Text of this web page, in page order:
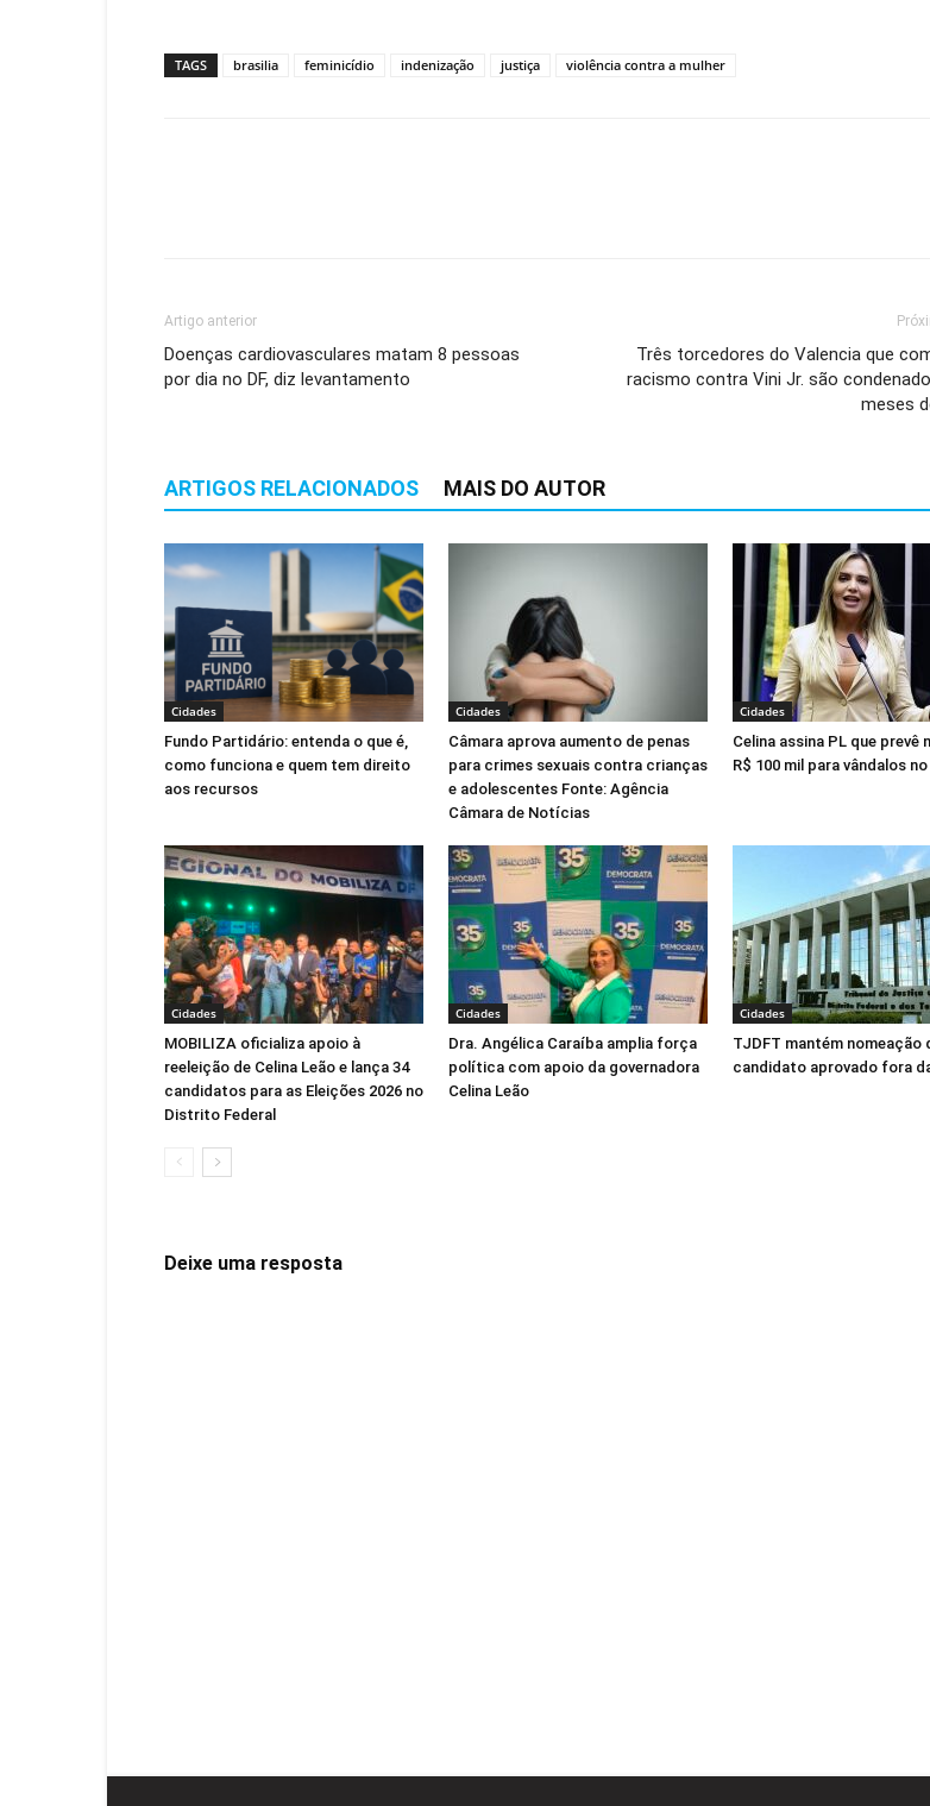
TAGS brasilia feminicídio indenização justiça violência contra a mulher
Artigo anterior
Doenças cardiovasculares matam 8 pessoas
por dia no DF, diz levantamento
Três torcedores do Valencia que
racismo contra Vini Jr. são
meses
ARTIGOS RELACIONADOS MAIS DO AUTOR
Cidades
Fundo Partidário: entenda o que é,
como funciona e quem tem direito
aos recursos
Cidades
Câmara aprova aumento de penas
para crimes sexuais contra crianças
e adolescentes Fonte: Agência
Câmara de Notícias
Cidades
Celina assina PL que prevê
R$ 100 mil para vândalos no
Cidades
MOBILIZA oficializa apoio à
reeleição de Celina Leão e lança 34
candidatos para as Eleições 2026 no
Distrito Federal
Cidades
Dra. Angélica Caraíba amplia força
política com apoio da governadora
Celina Leão
Cidades
TJDFT mantém nomeação
candidato aprovado fora
Deixe uma resposta